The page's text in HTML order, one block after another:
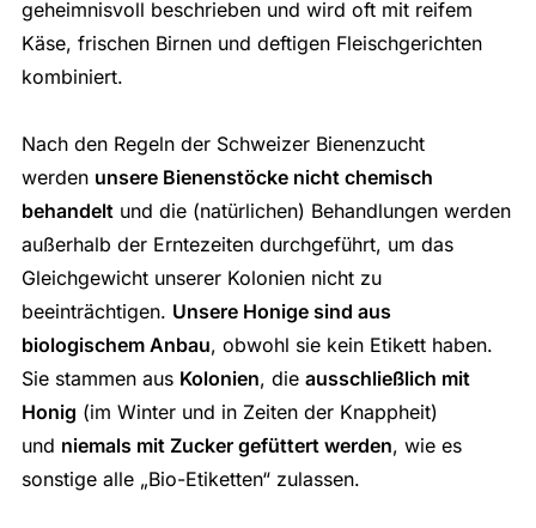
geheimnisvoll beschrieben und wird oft mit reifem
Käse, frischen Birnen und deftigen Fleischgerichten
kombiniert.
Nach den Regeln der Schweizer Bienenzucht
werden unsere Bienenstöcke nicht chemisch
behandeltund die (natürlichen) Behandlungen werden
außerhalb der Erntezeiten durchgeführt, um das
Gleichgewicht unserer Kolonien nicht zu
beeinträchtigen. Unsere Honige sind aus
biologischem Anbau, obwohl sie kein Etikett haben.
Sie stammen aus Kolonien, die ausschließlich mit
Honig (im Winter und in Zeiten der Knappheit)
und niemals mit Zucker gefüttert werden, wie es
sonstige alle „Bio-Etiketten“ zulassen.